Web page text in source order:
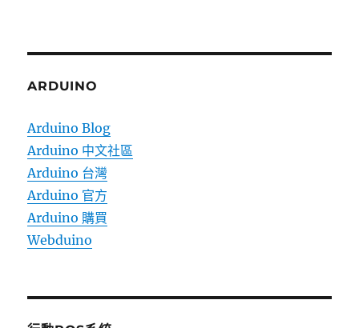
ARDUINO
Arduino Blog
Arduino 中文社區
Arduino 台灣
Arduino 官方
Arduino 購買
Webduino